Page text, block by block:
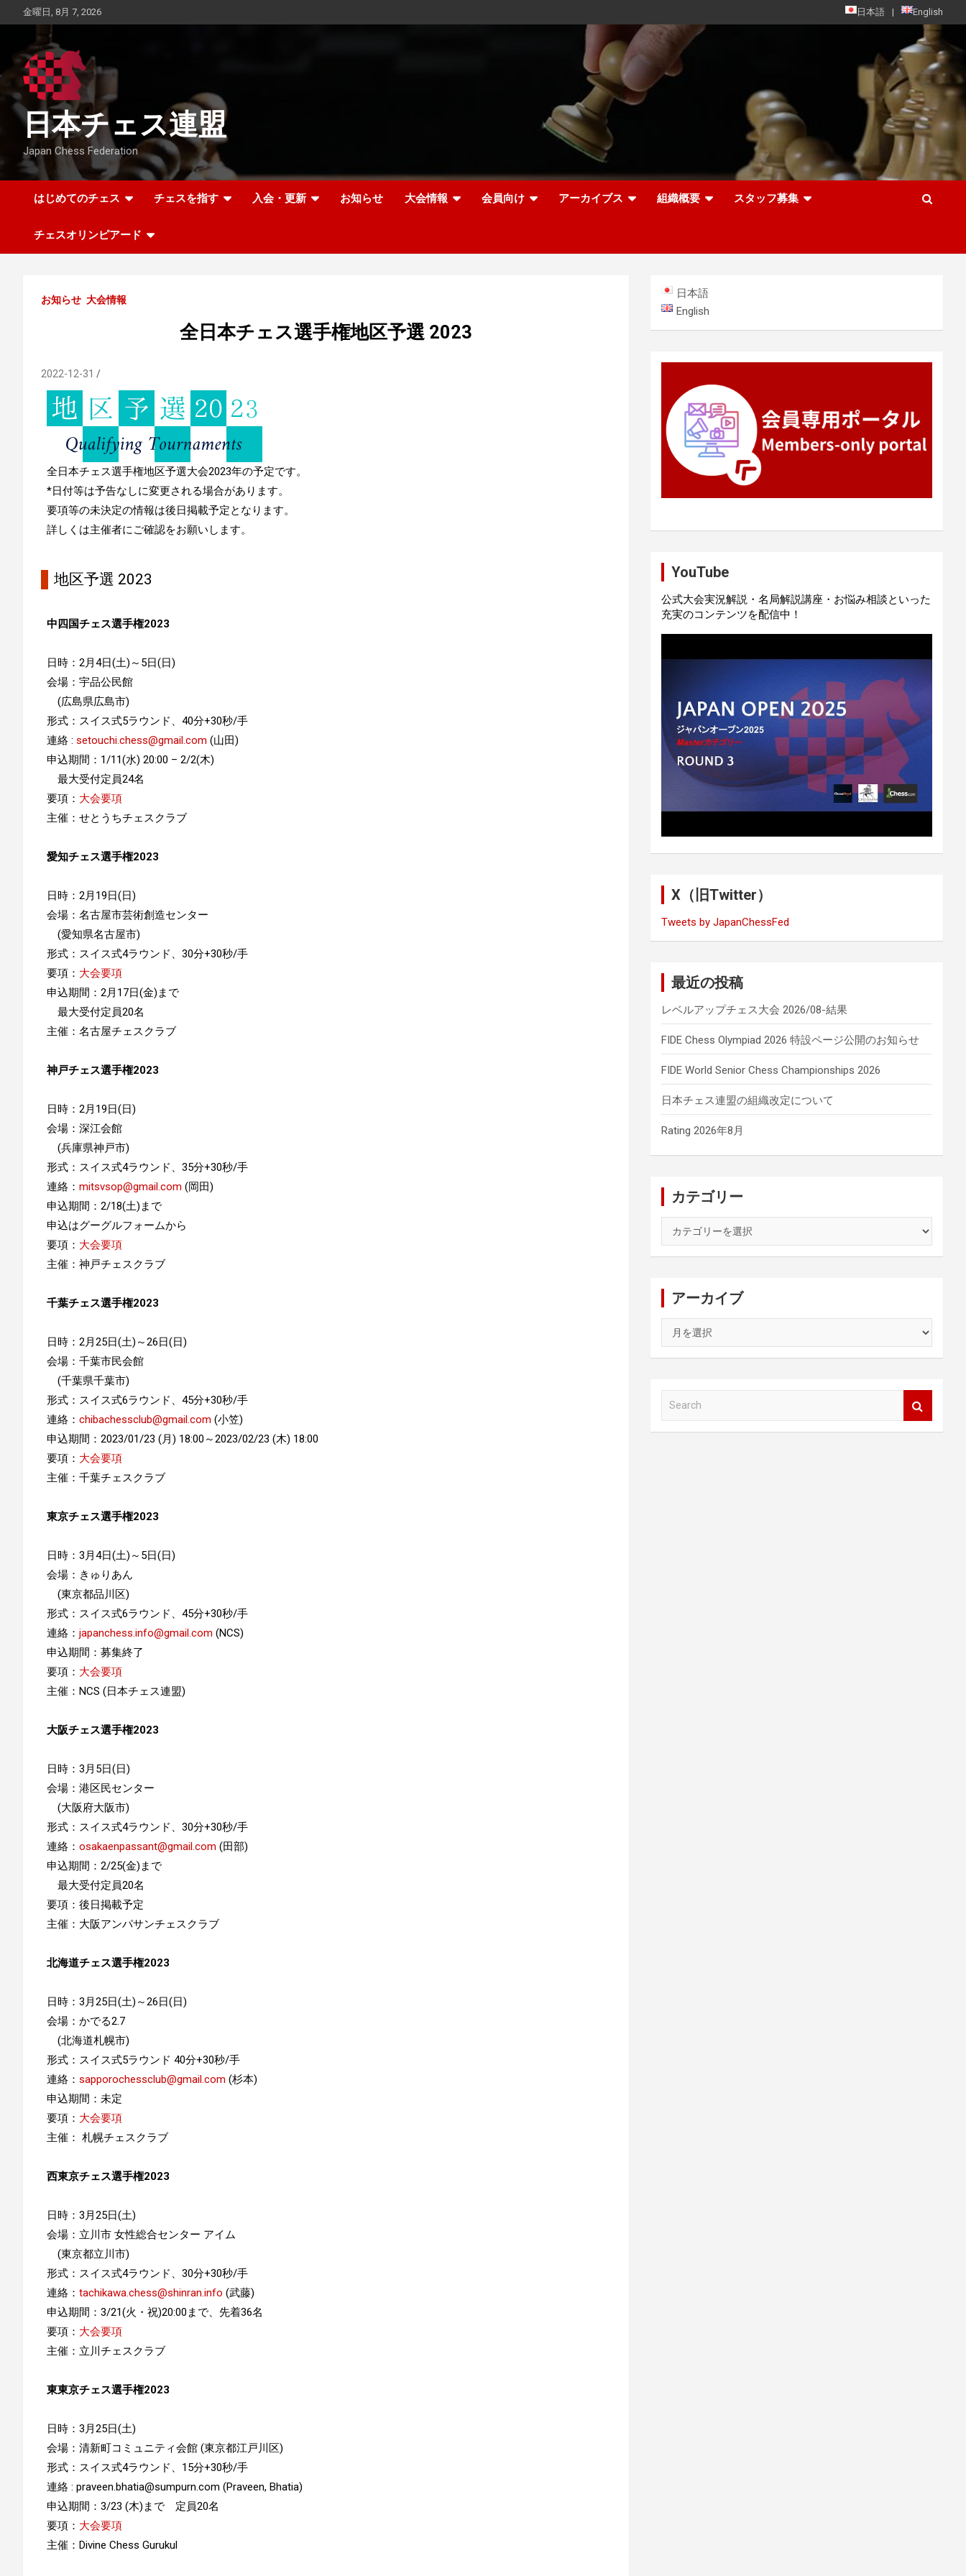
to
金曜日, 8月 7, 2026 日本語 English
日本チェス連盟
Japan Chess Federation
はじめてのチェス チェスを指す 入会・更新 お知らせ 大会情報 会員向け アーカイブス 組織概要 スタッフ募集
チェスオリンピアード
お知らせ 大会情報
全日本チェス選手権地区予選 2023
2022-12-31
全日本チェス選手権地区予選大会2023年の予定です。
*日付等は予告なしに変更される場合があります。
要項等の未決定の情報は後日掲載予定となります。
詳しくは主催者にご確認をお願いします。
地区予選 2023
中四国チェス選手権2023
日時：2月4日(土)～5日(日)
会場：宇品公民館
(広島県広島市)
形式：スイス式5ラウンド、40分+30秒/手
連絡 : setouchi.chess@gmail.com (山田)
申込期間：1/11(水) 20:00 – 2/2(木)
最大受付定員24名
要項： 大会要項
主催：せとうちチェスクラブ
愛知チェス選手権2023
日時：2月19日(日)
会場：名古屋市芸術創造センター
(愛知県名古屋市)
形式：スイス式4ラウンド、30分+30秒/手
要項： 大会要項
申込期間：2月17日(金)まで
最大受付定員20名
主催：名古屋チェスクラブ
神戸チェス選手権2023
日時：2月19日(日)
会場：深江会館
(兵庫県神戸市)
形式：スイス式4ラウンド、35分+30秒/手
連絡： mitsvsop@gmail.com (岡田)
申込期間：2/18(土)まで
申込はグーグルフォームから
要項： 大会要項
主催：神戸チェスクラブ
千葉チェス選手権2023
日時：2月25日(土)～26日(日)
会場：千葉市民会館
(千葉県千葉市)
形式：スイス式6ラウンド、45分+30秒/手
連絡： chibachessclub@gmail.com (小笠)
申込期間：2023/01/23 (月) 18:00～2023/02/23 (木) 18:00
要項： 大会要項
主催：千葉チェスクラブ
東京チェス選手権2023
日時：3月4日(土)～5日(日)
会場：きゅりあん
(東京都品川区)
形式：スイス式6ラウンド、45分+30秒/手
連絡： japanchess.info@gmail.com (NCS)
申込期間：募集終了
要項： 大会要項
主催：NCS (日本チェス連盟)
大阪チェス選手権2023
日時：3月5日(日)
会場：港区民センター
(大阪府大阪市)
形式：スイス式4ラウンド、30分+30秒/手
連絡： osakaenpassant@gmail.com (田部)
申込期間：2/25(金)まで
最大受付定員20名
要項：後日掲載予定
主催：大阪アンパサンチェスクラブ
北海道チェス選手権2023
日時：3月25日(土)～26日(日)
会場：かでる2.7
(北海道札幌市)
形式：スイス式5ラウンド 40分+30秒/手
連絡： sapporochessclub@gmail.com (杉本)
申込期間：未定
要項： 大会要項
主催： 札幌チェスクラブ
西東京チェス選手権2023
日時：3月25日(土)
会場：立川市 女性総合センター アイム
(東京都立川市)
形式：スイス式4ラウンド、30分+30秒/手
連絡： tachikawa.chess@shinran.info (武藤)
申込期間：3/21(火・祝)20:00まで、先着36名
要項： 大会要項
主催：立川チェスクラブ
東東京チェス選手権2023
日時：3月25日(土)
会場：清新町コミュニティ会館 (東京都江戸川区)
形式：スイス式4ラウンド、15分+30秒/手
連絡 : praveen.bhatia@sumpurn.com (Praveen, Bhatia)
申込期間：3/23 (木)まで 定員20名
要項： 大会要項
主催：Divine Chess Gurukul
日本語
English
YouTube
公式大会実況解説・名局解説講座・お悩み相談といった
充実のコンテンツを配信中！
X（旧Twitter）
Tweets by JapanChessFed
最近の投稿
レベルアップチェス大会 2026/08-結果
FIDE Chess Olympiad 2026 特設ページ公開のお知らせ
FIDE World Senior Chess Championships 2026
日本チェス連盟の組織改定について
Rating 2026年8月
カテゴリー
ゴ
アーカイブ
カ